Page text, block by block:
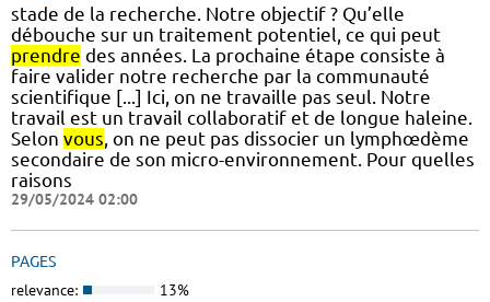
stade de la recherche. Notre objectif ? Qu’elle
débouche sur un traitement potentiel, ce qui peut
prendre des années. La prochaine étape consiste à
faire valider notre recherche par la communauté
scientifique [...] Ici, on ne travaille pas seul. Notre
travail est un travail collaboratif et de longue haleine.
Selon vous, on ne peut pas dissocier un lymphœdème
secondaire de son micro-environnement. Pour quelles
raisons
29/05/2024 02:00
PAGES
relevance: 13%